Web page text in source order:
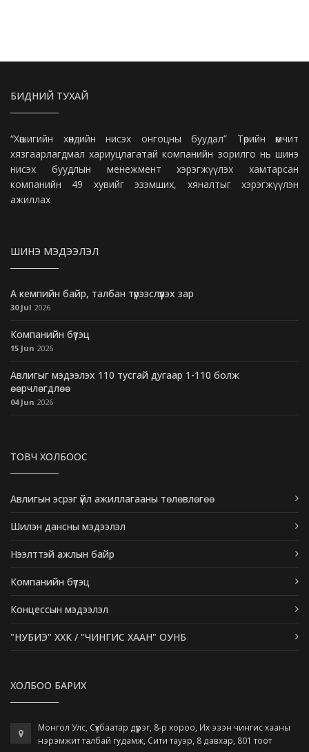
БИДНИЙ ТУХАЙ
“Хөшигийн хөндийн нисэх онгоцны буудал” Төрийн өмчит
хязгаарлагдмал хариуцлагатай компанийн зорилго нь шинэ
нисэх буудлын менежмент хэрэгжүүлэх хамтарсан
компанийн 49 хувийг эзэмших, хяналтыг хэрэгжүүлэн
ажиллах
ШИНЭ МЭДЭЭЛЭЛ
А кемпийн байр, талбан түрээслүүлэх зар
30 Jul 2026
Компанийн бүтэц
15 Jun 2026
Авлигыг мэдээлэх 110 тусгай дугаар 1-110 болж
өөрчлөгдлөө
04 Jun 2026
ТОВЧ ХОЛБООС
Авлигын эсрэг үйл ажиллагааны төлөвлөгөө
Шилэн дансны мэдээлэл
Нээлттэй ажлын байр
Компанийн бүтэц
Концессын мэдээлэл
"НУБИЭ" ХХК / "ЧИНГИС ХААН" ОУНБ
ХОЛБОО БАРИХ
Монгол Улс, Сүхбаатар дүүрэг, 8-р хороо, Их эзэн чингис хааны
нэрэмжит талбай гудамж, Сити тауэр, 8 давхар, 801 тоот